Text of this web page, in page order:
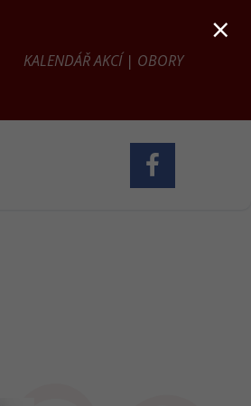
KALENDÁŘ AKCÍ| OBORY
×